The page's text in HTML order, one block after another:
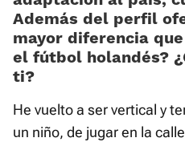
Además del perfil
mayor diferencia
el fútbol holandés?
ti?
He vuelto a ser vertical y
un niño, de jugar en la